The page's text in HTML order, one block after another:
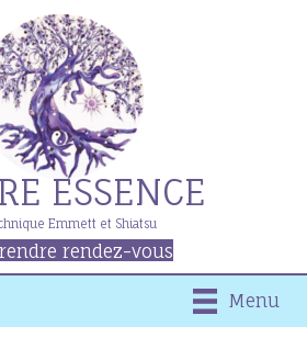
ESSENCE
Emmett et Shiatsu
rendez-vous
Menu